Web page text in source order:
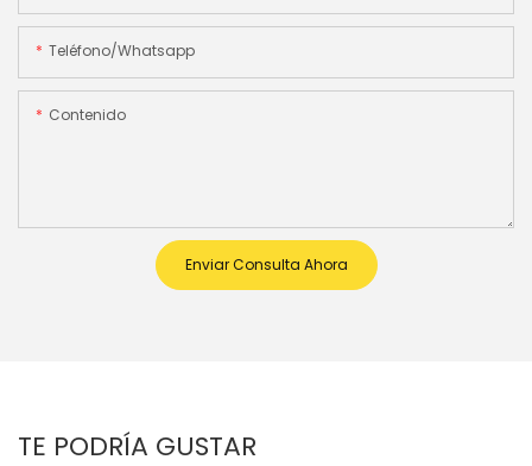
Teléfono/whatsapp
Contenido
Enviar Consulta Ahora
TE PODRÍA GUSTAR